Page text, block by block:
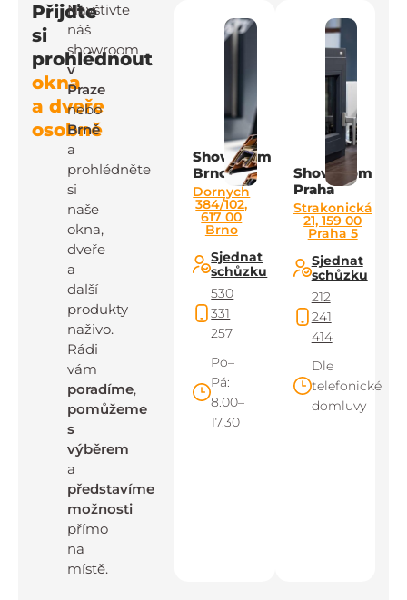
Přijďte
si
prohlédnout
okna
a dveře
osobně
Navštivte
náš
showroom
v
Praze
nebo
Brně
a
prohlédněte
si
naše
okna,
dveře
a
další
produkty
naživo.
Rádi
vám
poradíme,
pomůžeme
s
výběrem
a
představíme
možnosti
přímo
na
místě.
Showroom
Brno
Dornych
384/102,
617 00
Brno
Sjednat
schůzku
530
331
257
Po–
Pá:
8.00–
17.30
Showroom
Praha
Strakonická
21, 159 00
Praha 5
Sjednat
schůzku
212
241
414
Dle
telefonické
domluvy